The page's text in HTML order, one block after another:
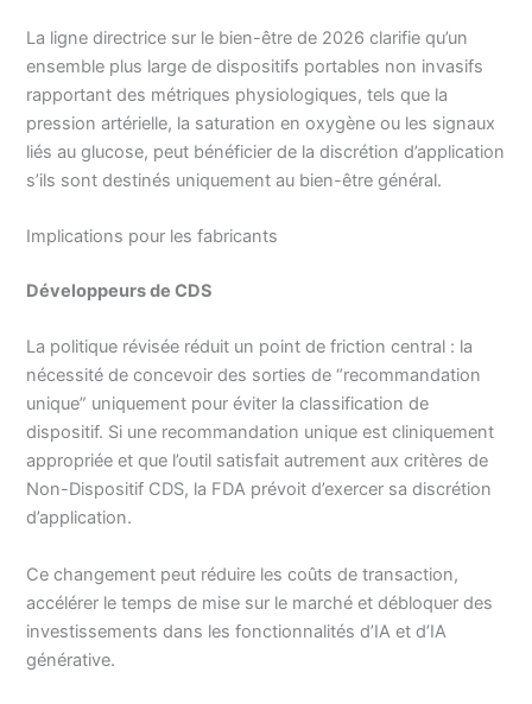
La ligne directrice sur le bien-être de 2026 clarifie qu’un
ensemble plus large de dispositifs portables non invasifs
rapportant des métriques physiologiques, tels que la
pression artérielle, la saturation en oxygène ou les signaux
liés au glucose, peut bénéficier de la discrétion d’application
s’ils sont destinés uniquement au bien-être général.
Implications pour les fabricants
Développeurs de CDS
La politique révisée réduit un point de friction central : la
nécessité de concevoir des sorties de “recommandation
unique” uniquement pour éviter la classification de
dispositif. Si une recommandation unique est cliniquement
appropriée et que l’outil satisfait autrement aux critères de
Non-Dispositif CDS, la FDA prévoit d’exercer sa discrétion
d’application.
Ce changement peut réduire les coûts de transaction,
accélérer le temps de mise sur le marché et débloquer des
investissements dans les fonctionnalités d’IA et d’IA
générative.